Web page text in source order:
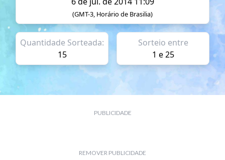
(GMT-3, Horário de Brasilia)
Quantidade Sorteada:
15
Sorteio entre
1 e 25
PUBLICIDADE
REMOVER PUBLICIDADE